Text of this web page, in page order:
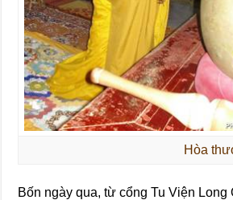
Hòa
Bốn ngày qua, từ cổng Tu Viện